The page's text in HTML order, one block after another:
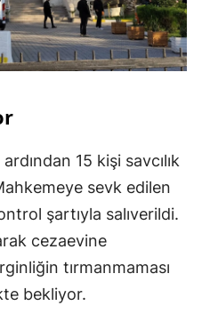
15 kişi savcılık
sevk edilen
şartıyla salıverildi.
cezaevine
tırmanmaması
bekliyor.